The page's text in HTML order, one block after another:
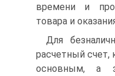
времени и
товара и
Для
расчетный счет,
основным, а